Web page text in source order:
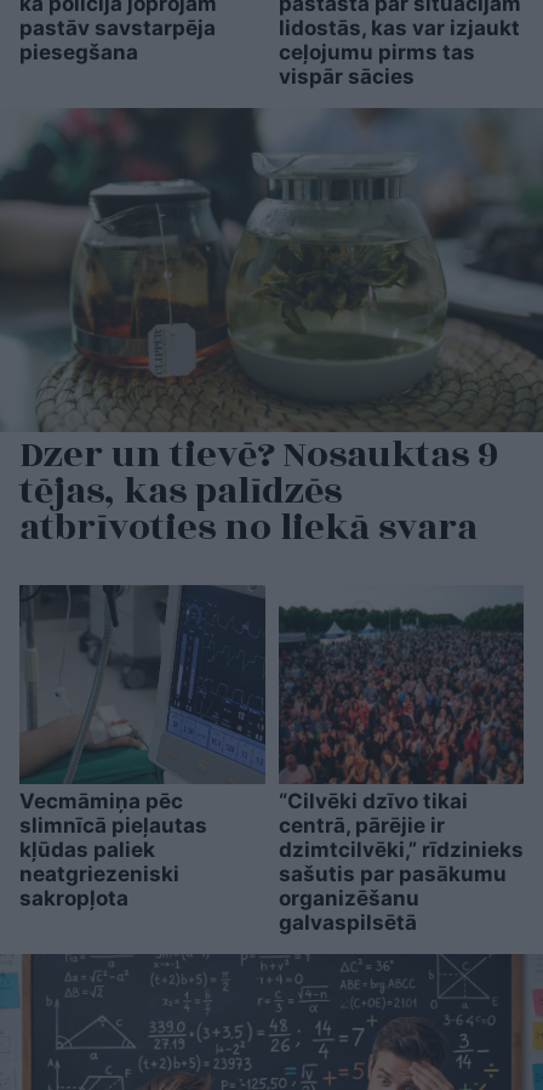
pastāv savstarpēja
piesegšana
lidostās, kas var izjaukt
ceļojumu pirms tas
vispār sācies
Dzer un tievē? Nosauktas 9
tējas, kas palīdzēs
atbrīvoties no liekā svara
Vecmāmiņa pēc
slimnīcā pieļautas
kļūdas paliek
neatgriezeniski
sakropļota
“Cilvēki dzīvo tikai
centrā, pārējie ir
dzimtcilvēki,” rīdzinieks
sašutis par pasākumu
organizēšanu
galvaspilsētā